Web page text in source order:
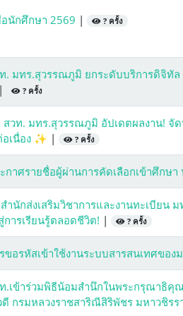
นักศึกษา 2569 | ? ครั้ง
. มทร.สุวรรณภูมิ ยกระดับบริการดิจิทั
| ? ครั้ง
สวท. มทร.สุวรรณภูมิ อัปเดตผลงาน! จั
อเนื่อง ✨ | ? ครั้ง
กาศรายชื่อผู้ผ่านการคัดเลือกเข้าศึกษ
ำนักส่งเสริมวิชาการและงานทะเบียน
การเรียนรู้ตลอดชีวิต! | ? ครั้ง
ขอรหัสเข้าใช้งานระบบสารสนเทศขอ
.เข้าร่วมพิธีน้อมสำนึกในพระกรุณาธิคุ
ดี กรมหลวงราชสาริณีสิริพัชร มหาวชิร